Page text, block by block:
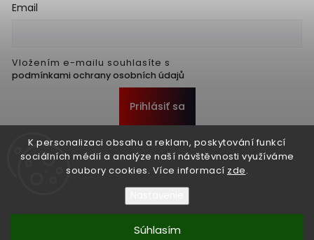
K personalizaci obsahu a reklam, poskytování funkcí
sociálních médií a analýze naší návštěvnosti využíváme
soubory cookies. Více informací zde.
Súhlasím
Email
Vložením e-mailu souhlasíte s
podmínkami ochrany osobních údajů
Prihlásiť sa